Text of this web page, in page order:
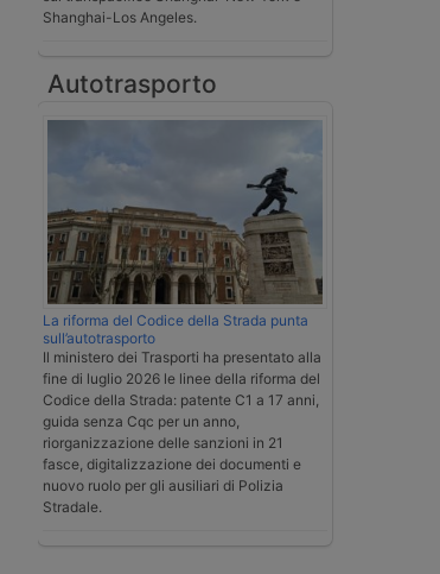
Shanghai-Los Angeles.
Autotrasporto
La riforma del Codice della Strada punta
sull’autotrasporto
Il ministero dei Trasporti ha presentato alla
fine di luglio 2026 le linee della riforma del
Codice della Strada: patente C1 a 17 anni,
guida senza Cqc per un anno,
riorganizzazione delle sanzioni in 21
fasce, digitalizzazione dei documenti e
nuovo ruolo per gli ausiliari di Polizia
Stradale.